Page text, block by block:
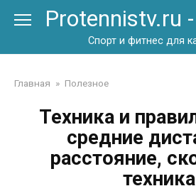
Protennistv.ru
Спорт и фитнес для
Главная » Полезное
Техника и
средние
расстояние,
техника